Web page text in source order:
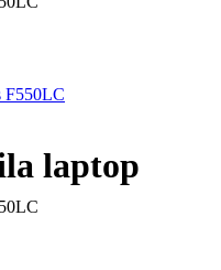
F550LC
laptop